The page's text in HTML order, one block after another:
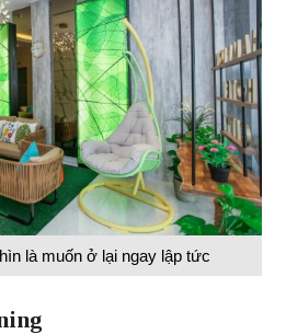
là muốn ở lại ngay lập tức